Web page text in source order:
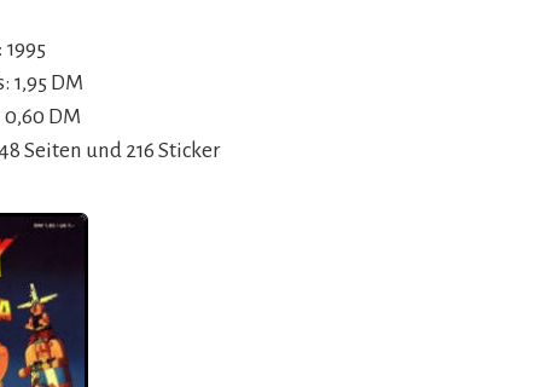
1,95 DM
DM
Seiten und 216 Sticker